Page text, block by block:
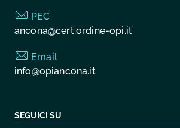
PEC
ancona@cert.ordine-opi.it
Email
info@opiancona.it
SEGUICI SU